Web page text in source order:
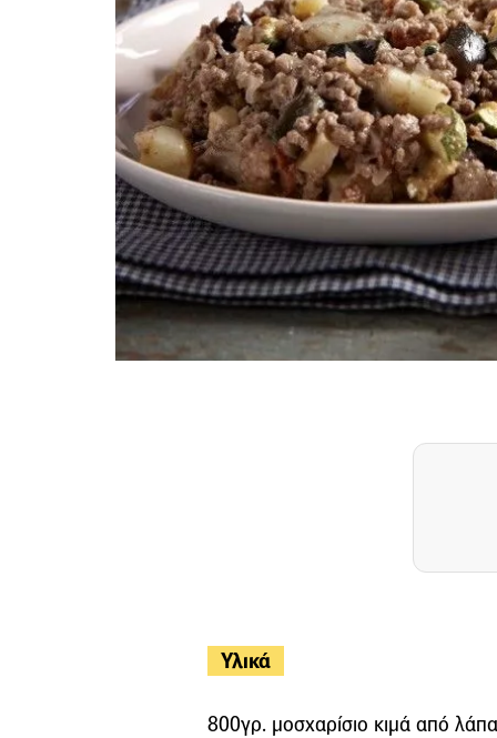
Υλικά
800γρ. μοσχαρίσιο κιμά από λάπα